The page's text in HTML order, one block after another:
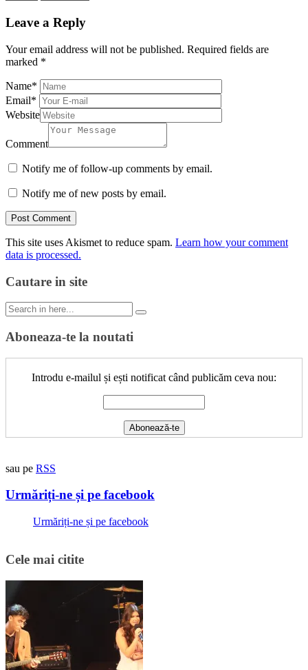
Leave a Reply
Your email address will not be published. Required fields are
marked *
Name*
Email*
Website
Comment
Notify me of follow-up comments by email.
Notify me of new posts by email.
This site uses Akismet to reduce spam. Learn how your comment
data is processed.
Cautare in site
Search
for:
Aboneaza-te la noutati
Introdu e-mailul și ești notificat când publicăm ceva nou:
sau pe RSS
Urmăriți-ne și pe facebook
Urmăriți-ne și pe facebook
Cele mai citite